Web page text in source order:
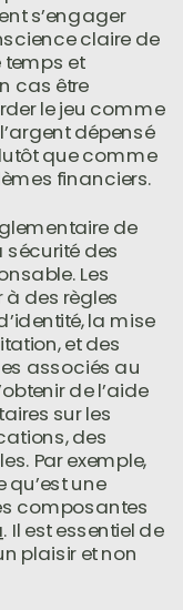
s’engager
claire de
temps et
cas être
le jeu comme
dépensé
que comme
financiers.
de
sécurité des
Les
des règles
la mise
et des
associés au
de l’aide
sur les
des
Par exemple,
une
composantes
. Il est essentiel de
plaisir et non